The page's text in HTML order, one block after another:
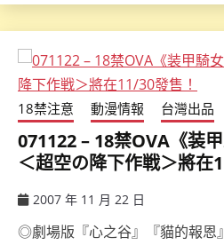
18禁注意 動漫情報 台灣出品
071122 – 18禁OVA《装
＜超空の降下作戦＞將在
2007 年 11 月 22 日
◎劇場版『心之谷』『貓的報恩